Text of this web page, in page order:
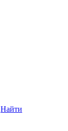
Найти